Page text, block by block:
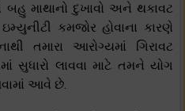
માથાનો દુખાવો અને થકાવટ
કમજોર હોવાના કારણે
આરોગ્યમાં ગિરાવટ
સુધારો લાવવા માટે તમને યોગ
આવે છે.